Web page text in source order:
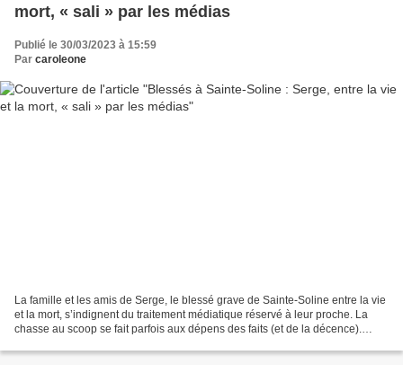
mort, « sali » par les médias
Publié le 30/03/2023 à 15:59
Par caroleone
La famille et les amis de Serge, le blessé grave de Sainte-Soline entre la vie
et la mort, s’indignent du traitement médiatique réservé à leur proche. La
chasse au scoop se fait parfois aux dépens des faits (et de la décence).